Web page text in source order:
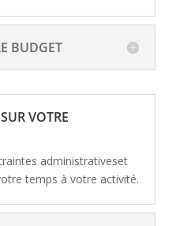
BUDGET
VOTRE
administrativeset
temps à votre activité.